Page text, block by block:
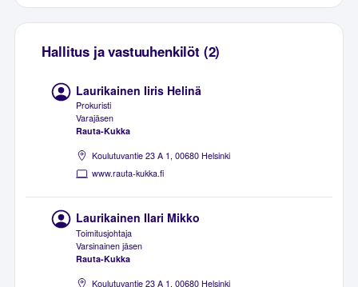
Hallitus ja vastuuhenkilöt (2)
Laurikainen Iiris Helinä
Prokuristi
Varajäsen
Rauta-Kukka
Koulutuvantie 23 A 1, 00680 Helsinki
www.rauta-kukka.fi
Laurikainen Ilari Mikko
Toimitusjohtaja
Varsinainen jäsen
Rauta-Kukka
Koulutuvantie 23 A 1, 00680 Helsinki